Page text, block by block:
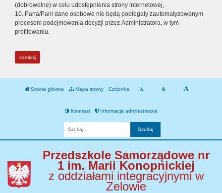
(dobrowolne) w celu udostępnienia strony internetowej,
10. Pana/Pani dane osobowe nie będą podlegały zautomatyzowanym
procesom podejmowania decyzji przez Administratora, w tym
profilowaniu.
zamknij
Strona główna Mapa strony Czcionka
Kontrast Informacja administratora
Przedszkole Samorządowe nr
1 im. Marii Konopnickiej
z oddziałami integracyjnymi w
Zelowie